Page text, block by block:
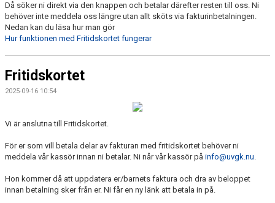
Då söker ni direkt via den knappen och betalar därefter resten till oss. Ni
behöver inte meddela oss längre utan allt sköts via fakturinbetalningen.
Nedan kan du läsa hur man gör
Hur funktionen med Fritidskortet fungerar
Fritidskortet
2025-09-16 10:54
Vi är anslutna till Fritidskortet.
För er som vill betala delar av fakturan med fritidskortet behöver ni
meddela vår kassör innan ni betalar. Ni når vår kassör på info@uvgk.nu.
Hon kommer då att uppdatera er/barnets faktura och dra av beloppet
innan betalning sker från er. Ni får en ny länk att betala in på.